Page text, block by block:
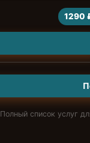
1290
Полный список услуг